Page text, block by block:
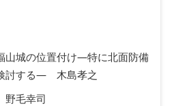
山城の位置付け―特に北面防備
討する― 木島孝之
毛幸司